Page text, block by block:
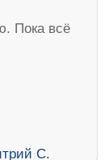
Пока всё